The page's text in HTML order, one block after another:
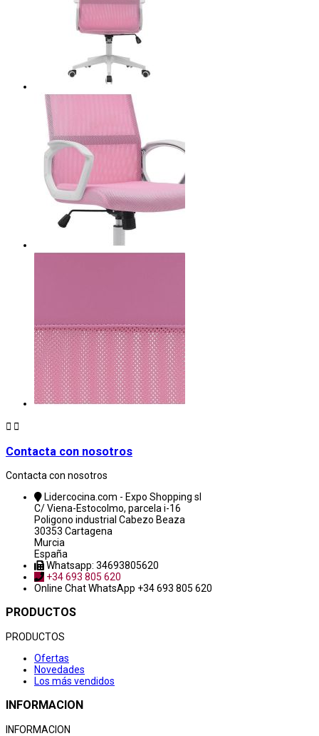
 
Contacta con nosotros
Contacta con nosotros
Lidercocina.com - Expo Shopping sl
C/ Viena-Estocolmo, parcela i-16
Poligono industrial Cabezo Beaza
30353 Cartagena
Murcia
España
Whatsapp: 34693805620
+34 693 805 620
Online ChatWhatsApp +34 693 805 620
PRODUCTOS
PRODUCTOS
Ofertas
Novedades
Los más vendidos
INFORMACION
INFORMACION